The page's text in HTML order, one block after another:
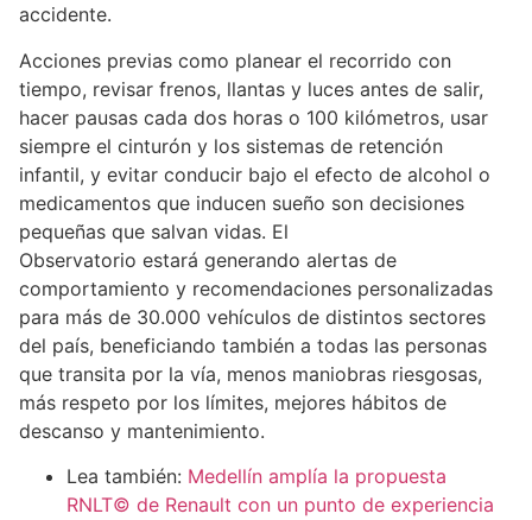
accidente.
Acciones previas como planear el recorrido con
tiempo, revisar frenos, llantas y luces antes de salir,
hacer pausas cada dos horas o 100 kilómetros, usar
siempre el cinturón y los sistemas de retención
infantil, y evitar conducir bajo el efecto de alcohol o
medicamentos que inducen sueño son decisiones
pequeñas que salvan vidas. El
Observatorio estará generando alertas de
comportamiento y recomendaciones personalizadas
para más de 30.000 vehículos de distintos sectores
del país, beneficiando también a todas las personas
que transita por la vía, menos maniobras riesgosas,
más respeto por los límites, mejores hábitos de
descanso y mantenimiento.
Lea también: Medellín amplía la propuesta
RNLT© de Renault con un punto de experiencia